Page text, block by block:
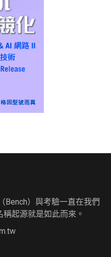
Bench）與考驗一直在我們
起源就是如此而來。